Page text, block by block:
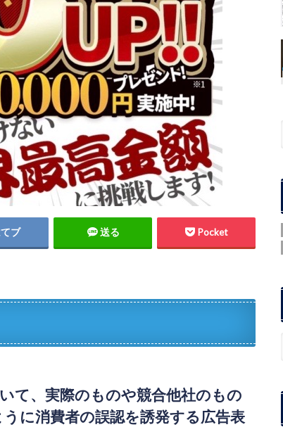
ブ 送る Pocket
て、実際のものや競合他社のもの
に消費者の誤認を誘発する広告表